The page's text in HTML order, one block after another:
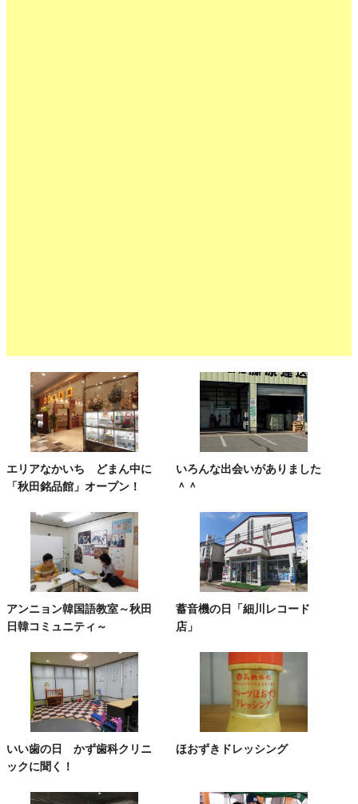
エリアなかいち どまん中に
「秋田銘品館」オープン！
いろんな出会いがありました
＾＾
アンニョン韓国語教室～秋田
日韓コミュニティ～
蓄音機の日「細川レコード
店」
いい歯の日 かず歯科クリニ
ックに聞く！
ほおずきドレッシング